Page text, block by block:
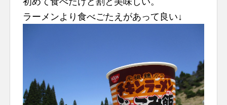
ラーメンより食べごたえがあって良い↓